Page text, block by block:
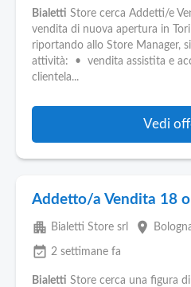
Pubblica
Offerte
Area
Bialetti Store cerca Addetti/e
vendita di nuova apertura in
riportando allo Store Manager,
attività: • vendita assistita e
clientela...
Vedi
Addetto/a Vendita 18
apartment Bialetti Store srl place
event_available 2 settimane fa
Bialetti Store cerca una figura